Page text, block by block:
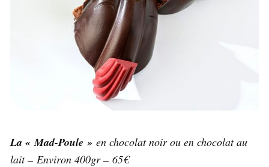
La « Mad-Poule » en chocolat noir ou en chocolat au
lait – Environ 400gr – 65€